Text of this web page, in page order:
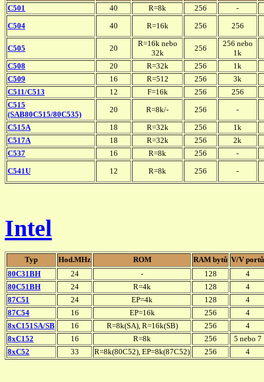
C501
40 R=8k 256
-
C504
40 R=16k 256 256
C505 20
R=16k nebo
32k
256
256 nebo
1k
C508
20 R=32k 256
1k
C509
16 R=512 256
3k
C511/C513
12 F=16k 256
256
C515
(SAB80C515/80C535)
20 R=8k/- 256
-
C515A
18 R=32k 256
1k
C517A
18 R=32k 256
2k
C537
16 R=8k 256
-
C541U
12 R=8k 256 -
Intel
Typ Hod.MHz ROM RAM bytů V/V portů
80C31BH
24 - 128
4
80C51BH
24 R=4k 128
4
87C51
24 EP=4k 128
4
87C54
16 EP=16k 256
4
8xC151SA/SB
16 R=8k(SA), R=16k(SB) 256
4
8xC152
16 R=8k 256
5 nebo 7
8xC52
33 R=8k(80C52), EP=8k(87C52) 256 4